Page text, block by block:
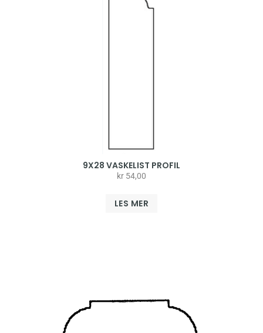
9X28 VASKELIST PROFIL
kr 54,00
LES MER